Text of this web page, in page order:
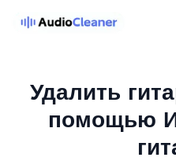
Удалить
помощью